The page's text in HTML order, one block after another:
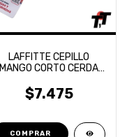
LAFFITTE CEPILLO
MANGO CORTO CERDA
PASARUEDAS
$7.475